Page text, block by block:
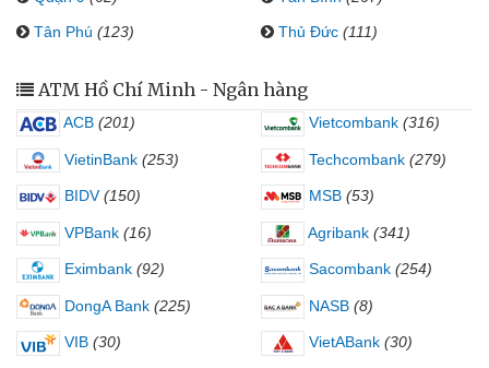
Tân Phú (123) Thủ Đức (111)
ATM Hồ Chí Minh - Ngân hàng
ACB (201) Vietcombank (316)
VietinBank (253) Techcombank (279)
BIDV (150) MSB (53)
VPBank (16) Agribank (341)
Eximbank (92) Sacombank (254)
DongA Bank (225) NASB (8)
VIB (30) VietABank (30)